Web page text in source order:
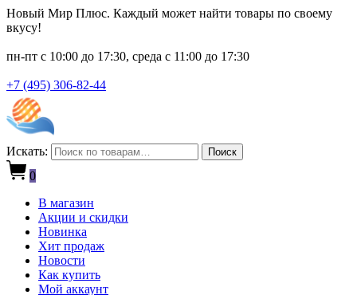
Новый Мир Плюс. Каждый может найти товары по своему
вкусу!
пн-пт с 10:00 до 17:30, среда с 11:00 до 17:30
+7 (495) 306-82-44
Искать: Поиск
0
В магазин
Акции и скидки
Новинка
Хит продаж
Новости
Как купить
Мой аккаунт